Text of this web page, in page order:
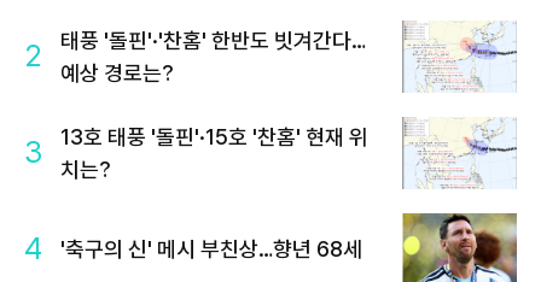
2
태풍 '돌핀'·'찬홈' 한반도 빗겨간다…
예상 경로는?
3
13호 태풍 '돌핀'·15호 '찬홈' 현재 위
치는?
4 '축구의 신' 메시 부친상…향년 68세